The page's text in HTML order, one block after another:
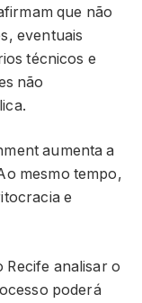
que não
eventuais
técnicos e
não
aumenta a
mesmo tempo,
e
Recife analisar o
poderá